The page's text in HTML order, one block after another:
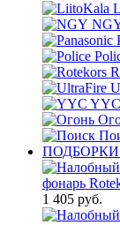
YYC
фонарь
1 405 руб.